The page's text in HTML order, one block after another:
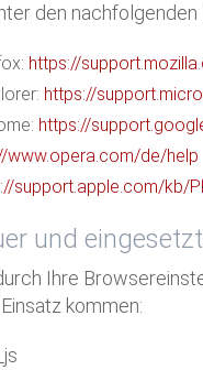
den nachfolgenden
https://
https://
https://
www.opera.com/de/help
support.apple.com/kb/
und
Ihre
kommen: